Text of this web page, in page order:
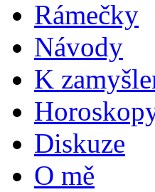
Rámečky
Návody
K
Diskuze
O mě